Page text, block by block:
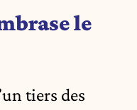
le
tiers des